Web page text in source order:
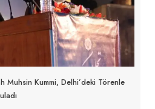
Muhsin Kummi, Delhi’deki Törenle